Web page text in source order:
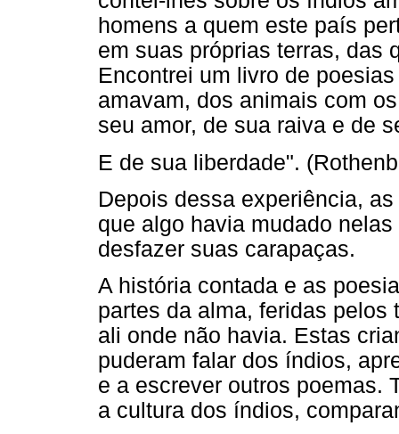
homens a quem este país
em suas próprias terras, das
Encontrei um livro de
amavam, dos animais com
seu amor, de sua raiva e de
E de sua liberdade".
Depois dessa experiência,
que algo havia mudado
desfazer suas carapaças.
A história contada e as
partes da alma, feridas
ali onde não havia. Estas
puderam falar dos índios,
e a escrever outros poemas.
a cultura dos índios,